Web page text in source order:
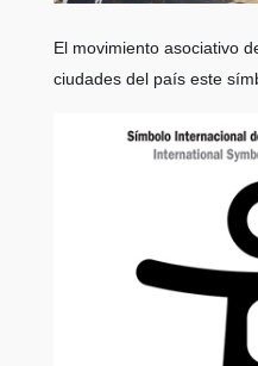
El movimiento asociativo
ciudades del país este